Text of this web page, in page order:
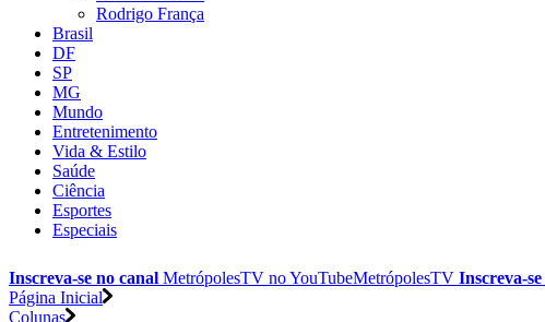
Rodrigo França
Brasil
DF
SP
MG
Mundo
Entretenimento
Vida & Estilo
Saúde
Ciência
Esportes
Especiais
Inscreva-se no canal MetrópolesTV noYouTubeMetrópolesTV Inscreva-se
Página Inicial
Colunas